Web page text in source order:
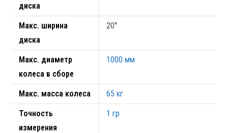
диска
Макс. ширина
диска
20''
Макс. диаметр
колеса в сборе
1000 мм
Макс. масса колеса 65 кг
Точность
измерения
1 гр